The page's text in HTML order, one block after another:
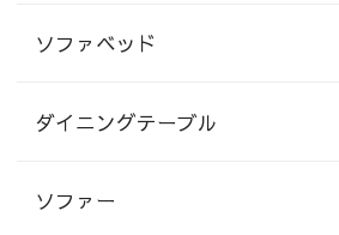
ソファベッド
ダイニングテーブル
ソファー